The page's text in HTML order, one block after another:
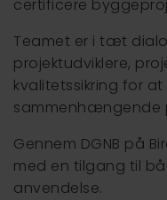
certificere
Teamet er i tæt
projektudviklere,
kvalitetssikring for
sammenhængende
Gennem DGNB på
med en tilgang til
anvendelse.